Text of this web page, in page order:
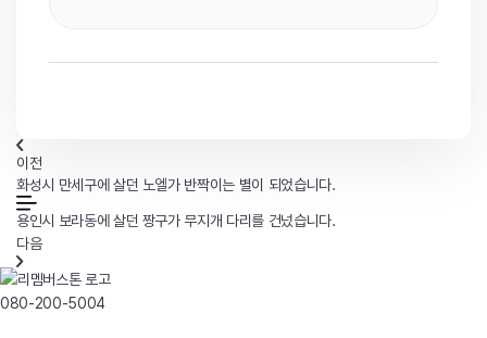
이전
화성시 만세구에 살던 노엘가 반짝이는 별이 되었습니다.
용인시 보라동에 살던 짱구가 무지개 다리를 건넜습니다.
다음
080-200-5004